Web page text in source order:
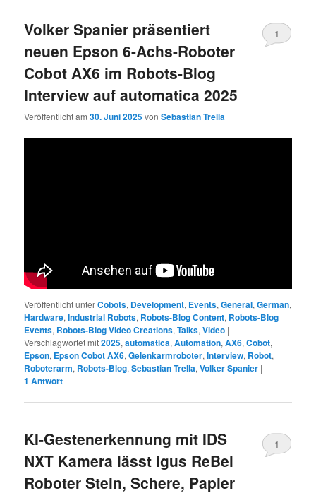
Volker Spanier präsentiert
neuen Epson 6-Achs-Roboter
Cobot AX6 im Robots-Blog
Interview auf automatica 2025
Veröffentlicht am30. Juni 2025vonSebastian Trella
1
Veröffentlicht unterCobots, Development, Events,General,German,
Hardware,Industrial Robots, Robots-Blog Content, Robots-Blog
Events, Robots-Blog Video Creations,Talks,Video |
Verschlagwortet mit2025,automatica,Automation,AX6,Cobot,
Epson, Epson Cobot AX6,Gelenkarmroboter,Interview, Robot,
Roboterarm, Robots-Blog,Sebastian Trella,Volker Spanier |
1 Antwort
KI-Gestenerkennung mit IDS
NXT Kamera lässt igus ReBel
Roboter Stein, Schere, Papier
1